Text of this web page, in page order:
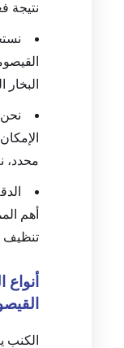
نتيجة
نحن
محدد،
أهم
تنظيف
الكنب